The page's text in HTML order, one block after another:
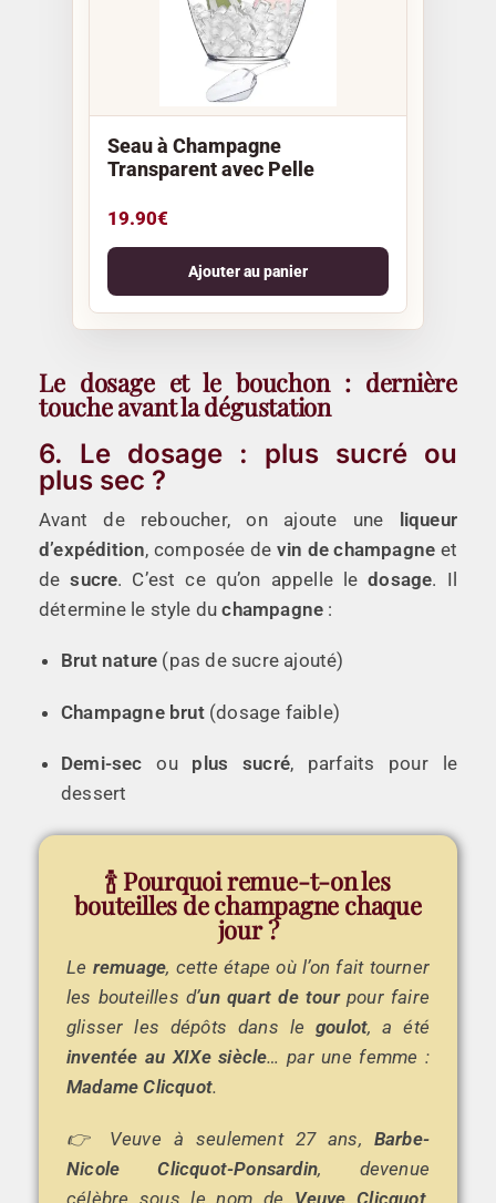
Seau à Champagne
Transparent avec Pelle
19.90€
Ajouter au panier
Le dosage et le bouchon : dernière
touche avant la dégustation
6. Le dosage : plus sucré ou
plus sec ?
Avant de reboucher, on ajoute une liqueur
d’expédition, composée de vin de champagne et
desucre. C’est ce qu’on appelle ledosage. Il
détermine le style duchampagne :
Brut nature (pas de sucre ajouté)
Champagne brut(dosage faible)
Demi-sec ou plus sucré, parfaits pour le
dessert
🍾 Pourquoi remue-t-on les
bouteilles de champagne chaque
jour ?
Le remuage, cette étape où l’on fait tourner
les bouteilles d’un quart de tourpour faire
glisser les dépôts dans le goulot, a été
inventée au XIXe siècle… par une femme :
Madame Clicquot.
👉 Veuve à seulement 27 ans, Barbe-
Nicole Clicquot-Ponsardin, devenue
célèbre sous le nom de Veuve Clicquot,